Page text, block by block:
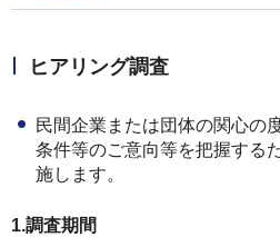
ヒアリング調査
民間企業または団体の関心の
条件等のご意向等を把握する
施します。
1.調査期間